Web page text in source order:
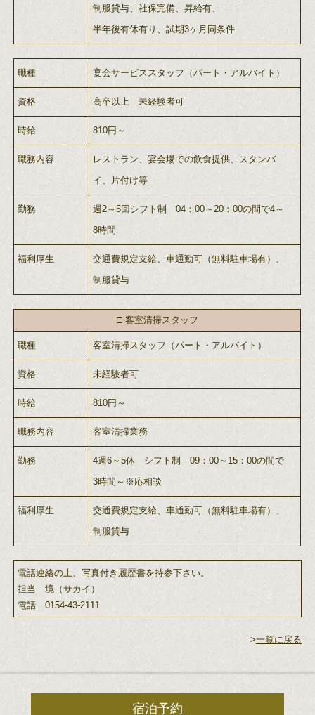
制服貸与、社保完備、昇給有、
半年後有休有り、試期3ヶ月同条件
職種 宴会サービススタッフ（パート・アルバイト）
資格 高卒以上 未経験者可
時給 810円～
職務内容
レストラン、宴会場での飲食提供、スタンバ
イ、片付け等
勤務
週2～5回シフト制 04：00～20：00の間で4～
8時間
福利厚生
交通費規定支給、車通勤可（無料駐車場有）、
制服貸与
□ 客室清掃スタッフ
職種 客室清掃スタッフ（パート・アルバイト）
資格 未経験者可
時給 810円～
職務内容 客室清掃業務
勤務
4週6～5休 シフト制 09：00～15：00の間で
3時間～※応相談
福利厚生
交通費規定支給、車通勤可（無料駐車場有）、
制服貸与
電話連絡の上、写真付き履歴書を持参下さい。
担当 境（サカイ）
電話 0154-43-2111
>一覧に戻る
宿泊予約